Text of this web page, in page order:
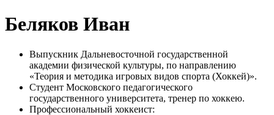
Беляков Иван
Выпускник Дальневосточной государственной
академии физической культуры, по направлению
«Теория и методика игровых видов спорта (Хоккей)».
Студент Московского педагогического
государственного университета, тренер по хоккею.
Профессиональный хоккеист: